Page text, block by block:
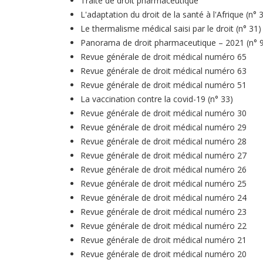
L'adaptation du droit de la santé à l'Afrique (n°
Le thermalisme médical saisi par le droit (n° 31)
Panorama de droit pharmaceutique – 2021 (n°
Revue générale de droit médical numéro 65
Revue générale de droit médical numéro 63
Revue générale de droit médical numéro 51
La vaccination contre la covid-19 (n° 33)
Revue générale de droit médical numéro 30
Revue générale de droit médical numéro 29
Revue générale de droit médical numéro 28
Revue générale de droit médical numéro 27
Revue générale de droit médical numéro 26
Revue générale de droit médical numéro 25
Revue générale de droit médical numéro 24
Revue générale de droit médical numéro 23
Revue générale de droit médical numéro 22
Revue générale de droit médical numéro 21
Revue générale de droit médical numéro 20